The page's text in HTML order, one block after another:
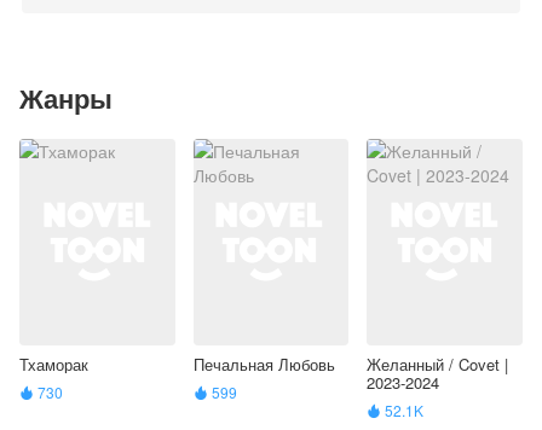
Жанры
Тхаморак
 730
Печальная Любовь
 599
Желанный / Covet |
2023-2024
 52.1K